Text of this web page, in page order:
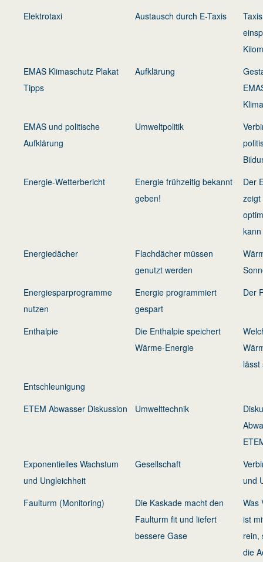
Elektrotaxi
Austausch durch E-Taxis
EMAS Klimaschutz Plakat
Tipps
Aufklärung
EMAS und politische
Aufklärung
Umweltpolitik
Energie-Wetterbericht
Energie frühzeitig bekannt
geben!
Der
zeigt
kann
Energiedächer
Flachdächer müssen
genutzt werden
Energiesparprogramme
nutzen
Energie programmiert
gespart
Der
Enthalpie
Die Enthalpie speichert
Wärme-Energie
lässt
Entschleunigung
ETEM Abwasser Diskussion
Umwelttechnik
Exponentielles Wachstum
und Ungleichheit
Gesellschaft
und
Faulturm (Monitoring)
Die Kaskade macht den
Faulturm fit und liefert
bessere Gase
Was
ist
rein,
die